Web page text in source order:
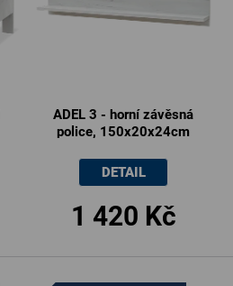
ADEL 3 - horní závěsná
police, 150x20x24cm
1 420 Kč
DETAIL